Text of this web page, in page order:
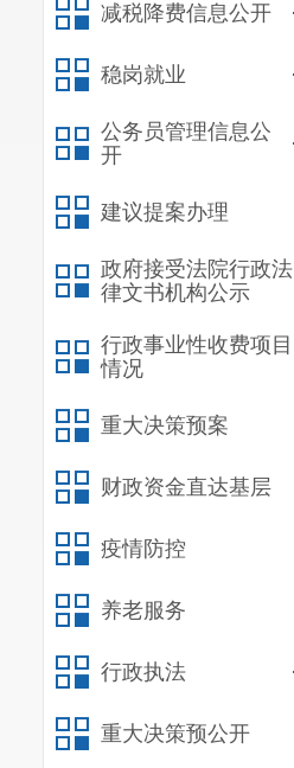
减税降费信息公开
稳岗就业
公务员管理信息公
开
建议提案办理
政府接受法院行政法
律文书机构公示
行政事业性收费项目
情况
重大决策预案
财政资金直达基层
疫情防控
养老服务
行政执法
重大决策预公开